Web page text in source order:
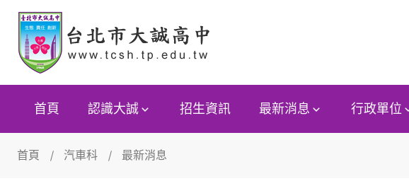
首頁 認識大誠 招生資訊 最新消息 行政單位
首頁 汽車科 最新消息